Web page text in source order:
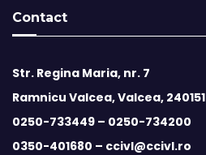
Contact
Str. Regina Maria, nr. 7
Ramnicu Valcea, Valcea, 240151
0250-733449 – 0250-734200
0350-401680 – ccivl@ccivl.ro